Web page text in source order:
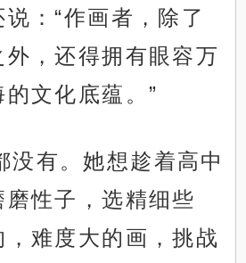
：“作画者，除了
外，还得拥有眼容万
文化底蕴。”
没有。她想趁着高中
性子，选精细些
难度大的画，挑战